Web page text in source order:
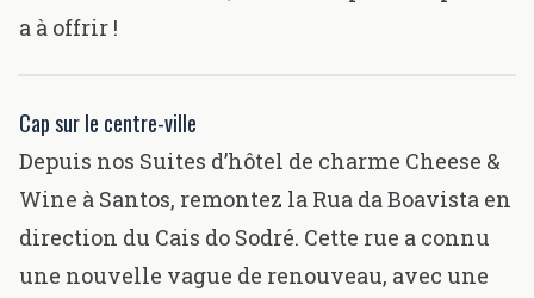
a à offrir !
Cap sur le centre-ville
Depuis nos Suites d’hôtel de charme Cheese &
Wine à Santos, remontez la Rua da Boavista en
direction du Cais do Sodré. Cette rue a connu
une nouvelle vague de renouveau, avec une